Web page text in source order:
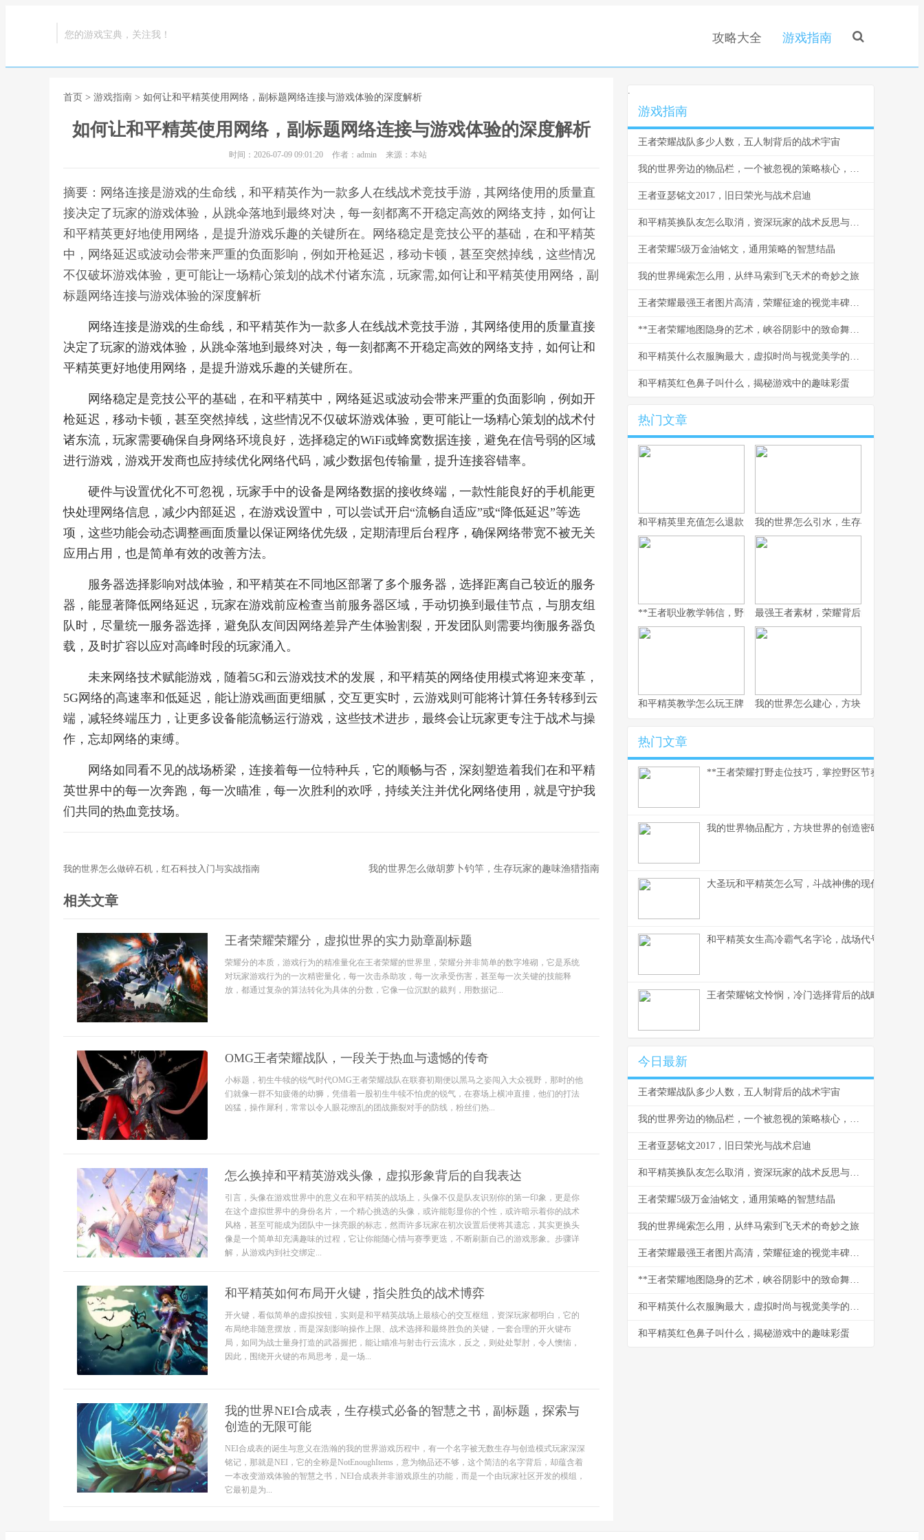
您的游戏宝典，关注我！ 攻略大全 游戏指南
首页 > 游戏指南 > 如何让和平精英使用网络，副标题网络连接与游戏体验的深度解析
如何让和平精英使用网络，副标题网络连接与游戏体验的深度解析
时间：2026-07-09 09:01:20 作者：admin 来源：本站
摘要：网络连接是游戏的生命线，和平精英作为一款多人在线战术竞技手游，其网络使用的质量直
接决定了玩家的游戏体验，从跳伞落地到最终对决，每一刻都离不开稳定高效的网络支持，如何让
和平精英更好地使用网络，是提升游戏乐趣的关键所在。网络稳定是竞技公平的基础，在和平精英
中，网络延迟或波动会带来严重的负面影响，例如开枪延迟，移动卡顿，甚至突然掉线，这些情况
不仅破坏游戏体验，更可能让一场精心策划的战术付诸东流，玩家需,如何让和平精英使用网络，副
标题网络连接与游戏体验的深度解析
网络连接是游戏的生命线，和平精英作为一款多人在线战术竞技手游，其网络使用的质量直接
决定了玩家的游戏体验，从跳伞落地到最终对决，每一刻都离不开稳定高效的网络支持，如何让和
平精英更好地使用网络，是提升游戏乐趣的关键所在。
网络稳定是竞技公平的基础，在和平精英中，网络延迟或波动会带来严重的负面影响，例如开
枪延迟，移动卡顿，甚至突然掉线，这些情况不仅破坏游戏体验，更可能让一场精心策划的战术付
诸东流，玩家需要确保自身网络环境良好，选择稳定的WiFi或蜂窝数据连接，避免在信号弱的区域
进行游戏，游戏开发商也应持续优化网络代码，减少数据包传输量，提升连接容错率。
硬件与设置优化不可忽视，玩家手中的设备是网络数据的接收终端，一款性能良好的手机能更
快处理网络信息，减少内部延迟，在游戏设置中，可以尝试开启“流畅自适应”或“降低延迟”等选
项，这些功能会动态调整画面质量以保证网络优先级，定期清理后台程序，确保网络带宽不被无关
应用占用，也是简单有效的改善方法。
服务器选择影响对战体验，和平精英在不同地区部署了多个服务器，选择距离自己较近的服务
器，能显著降低网络延迟，玩家在游戏前应检查当前服务器区域，手动切换到最佳节点，与朋友组
队时，尽量统一服务器选择，避免队友间因网络差异产生体验割裂，开发团队则需要均衡服务器负
载，及时扩容以应对高峰时段的玩家涌入。
未来网络技术赋能游戏，随着5G和云游戏技术的发展，和平精英的网络使用模式将迎来变革，
5G网络的高速率和低延迟，能让游戏画面更细腻，交互更实时，云游戏则可能将计算任务转移到云
端，减轻终端压力，让更多设备能流畅运行游戏，这些技术进步，最终会让玩家更专注于战术与操
作，忘却网络的束缚。
网络如同看不见的战场桥梁，连接着每一位特种兵，它的顺畅与否，深刻塑造着我们在和平精
英世界中的每一次奔跑，每一次瞄准，每一次胜利的欢呼，持续关注并优化网络使用，就是守护我
们共同的热血竞技场。
我的世界怎么做碎石机，红石科技入门与实战指南 我的世界怎么做胡萝卜钓竿，生存玩家的趣味渔猎指南
相关文章
王者荣耀荣耀分，虚拟世界的实力勋章副标题
荣耀分的本质，游戏行为的精准量化在王者荣耀的世界里，荣耀分并非简单的数字堆砌，它是系统
对玩家游戏行为的一次精密量化，每一次击杀助攻，每一次承受伤害，甚至每一次关键的技能释
放，都通过复杂的算法转化为具体的分数，它像一位沉默的裁判，用数据记...
OMG王者荣耀战队，一段关于热血与遗憾的传奇
小标题，初生牛犊的锐气时代OMG王者荣耀战队在联赛初期便以黑马之姿闯入大众视野，那时的他
们就像一群不知疲倦的幼狮，凭借着一股初生牛犊不怕虎的锐气，在赛场上横冲直撞，他们的打法
凶猛，操作犀利，常常以令人眼花缭乱的团战撕裂对手的防线，粉丝们热...
怎么换掉和平精英游戏头像，虚拟形象背后的自我表达
引言，头像在游戏世界中的意义在和平精英的战场上，头像不仅是队友识别你的第一印象，更是你
在这个虚拟世界中的身份名片，一个精心挑选的头像，或许能彰显你的个性，或许暗示着你的战术
风格，甚至可能成为团队中一抹亮眼的标志，然而许多玩家在初次设置后便将其遗忘，其实更换头
像是一个简单却充满趣味的过程，它让你能随心情与赛季更迭，不断刷新自己的游戏形象。步骤详
解，从游戏内到社交绑定...
和平精英如何布局开火键，指尖胜负的战术博弈
开火键，看似简单的虚拟按钮，实则是和平精英战场上最核心的交互枢纽，资深玩家都明白，它的
布局绝非随意摆放，而是深刻影响操作上限、战术选择和最终胜负的关键，一套合理的开火键布
局，如同为战士量身打造的武器握把，能让瞄准与射击行云流水，反之，则处处掣肘，令人懊恼，
因此，围绕开火键的布局思考，是一场...
我的世界NEI合成表，生存模式必备的智慧之书，副标题，探索与
创造的无限可能
NEI合成表的诞生与意义在浩瀚的我的世界游戏历程中，有一个名字被无数生存与创造模式玩家深深
铭记，那就是NEI，它的全称是NotEnoughItems，意为物品还不够，这个简洁的名字背后，却蕴含着
一本改变游戏体验的智慧之书，NEI合成表并非游戏原生的功能，而是一个由玩家社区开发的模组，
它最初是为...
.
游戏指南
王者荣耀战队多少人数，五人制背后的战术宇宙
我的世界旁边的物品栏，一个被忽视的策略核心，副标题，方寸之间的生存与征服之道
王者亚瑟铭文2017，旧日荣光与战术启迪
和平精英换队友怎么取消，资深玩家的战术反思与操作指南
王者荣耀5级万金油铭文，通用策略的智慧结晶
我的世界绳索怎么用，从绊马索到飞天术的奇妙之旅
王者荣耀最强王者图片高清，荣耀征途的视觉丰碑，副标题，铭刻于方寸之间的巅峰印记
**王者荣耀地图隐身的艺术，峡谷阴影中的致命舞者**
和平精英什么衣服胸最大，虚拟时尚与视觉美学的探讨
和平精英红色鼻子叫什么，揭秘游戏中的趣味彩蛋
热门文章
和平精英里充值怎么退款，资深玩家退款心路历程分享
我的世界怎么引水，生存与创造的水流
**王者职业教学韩信，野区掌控的艺术与节奏核心**
最强王者素材，荣耀背后的孤独与蜕变
和平精英教学怎么玩王牌，从新手到王牌的实战进阶指南副标题，
我的世界怎么建心，方块间的灵魂共鸣
热门文章
**王者荣耀打野走位技巧，掌控野区节奏的艺术**
我的世界物品配方，方块世界的创造密码，副标题
大圣玩和平精英怎么写，斗战神佛的现代战场生存
和平精英女生高冷霸气名字论，战场代号与身份构
王者荣耀铭文怜悯，冷门选择背后的战略价值，副
今日最新
王者荣耀战队多少人数，五人制背后的战术宇宙
我的世界旁边的物品栏，一个被忽视的策略核心，副标题，方寸之间的生存与征服之道
王者亚瑟铭文2017，旧日荣光与战术启迪
和平精英换队友怎么取消，资深玩家的战术反思与操作指南
王者荣耀5级万金油铭文，通用策略的智慧结晶
我的世界绳索怎么用，从绊马索到飞天术的奇妙之旅
王者荣耀最强王者图片高清，荣耀征途的视觉丰碑，副标题，铭刻于方寸之间的巅峰印记
**王者荣耀地图隐身的艺术，峡谷阴影中的致命舞者**
和平精英什么衣服胸最大，虚拟时尚与视觉美学的探讨
和平精英红色鼻子叫什么，揭秘游戏中的趣味彩蛋